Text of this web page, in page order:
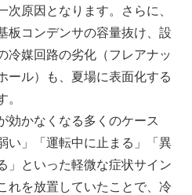
次原因となります。さらに、
板コンデンサの容量抜け、設
冷媒回路の劣化（フレアナッ
ール）も、夏場に表面化する
。
効かなくなる多くのケース
い」「運転中に止まる」「異
」といった軽微な症状サイン
れを放置していたことで、冷